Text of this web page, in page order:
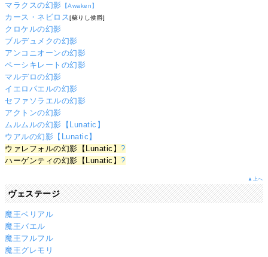
マラクスの幻影 【Awaken】
カース・ネビロス[蘇りし侯爵]
クロケルの幻影
ブルデュメクの幻影
アンコニオーンの幻影
ペーシキレートの幻影
マルデロの幻影
イエロパエルの幻影
セファソラエルの幻影
アクトンの幻影
ムルムルの幻影【Lunatic】
ウアルの幻影【Lunatic】
ウァレフォルの幻影【Lunatic】?
ハーゲンティの幻影【Lunatic】?
▲上へ
ヴェステージ
魔王ベリアル
魔王バエル
魔王フルフル
魔王グレモリ